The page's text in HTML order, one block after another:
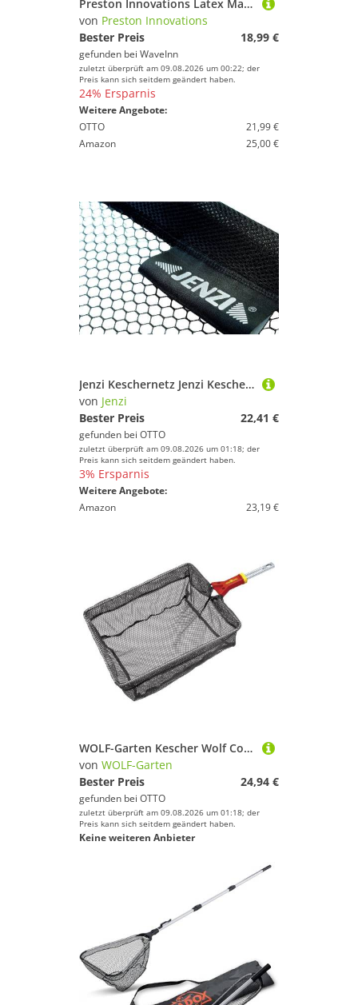
Preston Innovations Latex Match Landing Net Head Schwarz 45 cm
von Preston Innovations
Bester Preis
18,99 €
gefunden bei WaveInn
zuletzt überprüft am 09.08.2026 um 00:22; der
Preis kann sich seitdem geändert haben.
24% Ersparnis
Weitere Angebote:
OTTO
21,99 €
Amazon
25,00 €
Jenzi Keschernetz Jenzi Kescher Ersatznetz für Premium Big Pread
von Jenzi
Bester Preis
22,41 €
gefunden bei OTTO
zuletzt überprüft am 09.08.2026 um 01:18; der
Preis kann sich seitdem geändert haben.
3% Ersparnis
Weitere Angebote:
Amazon
23,19 €
WOLF-Garten Kescher Wolf Combisystem Multi-Star Kescher 71ANA011650
von WOLF-Garten
Bester Preis
24,94 €
gefunden bei OTTO
zuletzt überprüft am 09.08.2026 um 01:18; der
Preis kann sich seitdem geändert haben.
Keine weiteren Anbieter